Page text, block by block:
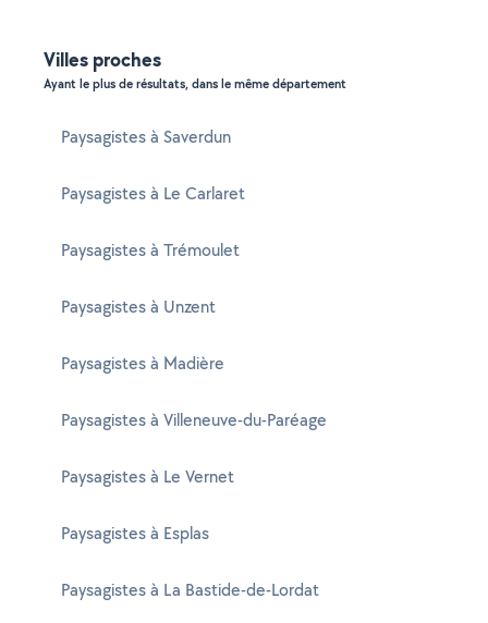
Villes proches
Ayant le plus de résultats, dans le même département
Paysagistes à Saverdun
Paysagistes à Le Carlaret
Paysagistes à Trémoulet
Paysagistes à Unzent
Paysagistes à Madière
Paysagistes à Villeneuve-du-Paréage
Paysagistes à Le Vernet
Paysagistes à Esplas
Paysagistes à La Bastide-de-Lordat